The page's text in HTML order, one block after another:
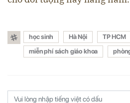
học sinh Hà Nội
TP HCM
miễn phí sách giáo khoa